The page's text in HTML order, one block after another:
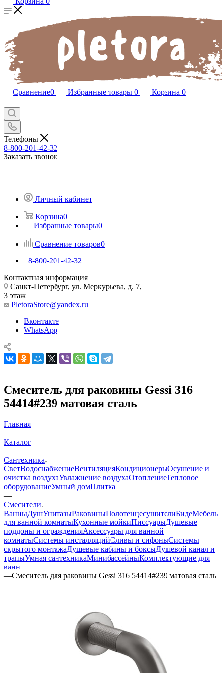
Сравнение0 Избранные товары 0 Корзина 0
Телефоны
8-800-201-42-32
Заказать звонок
Личный кабинет
Корзина0
Избранные товары0
Сравнение товаров0
8-800-201-42-32
Контактная информация
Санкт-Петербург, ул. Меркурьева, д. 7,
3 этаж
PletoraStore@yandex.ru
Вконтакте
WhatsApp
Смеситель для раковины Gessi 316
54414#239 матовая сталь
Главная
—
Каталог
—
Сантехника
СветВодоснабжениеВентиляцияКондиционерыОсушение и
очистка воздухаУвлажнение воздухаОтоплениеТепловое
оборудованиеУмный домПлитка
—
Смесители
ВанныДушУнитазыРаковиныПолотенцесушителиБидеМебель
для ванной комнатыКухонные мойкиПиссуарыДушевые
поддоны и огражденияАксессуары для ванной
комнатыСистемы инсталляцийСливы и сифоныСистемы
скрытого монтажаДушевые кабины и боксыДушевой канал и
трапыУмная сантехникаМинибассейныКомплектующие для
ванн
—Смеситель для раковины Gessi 316 54414#239 матовая сталь